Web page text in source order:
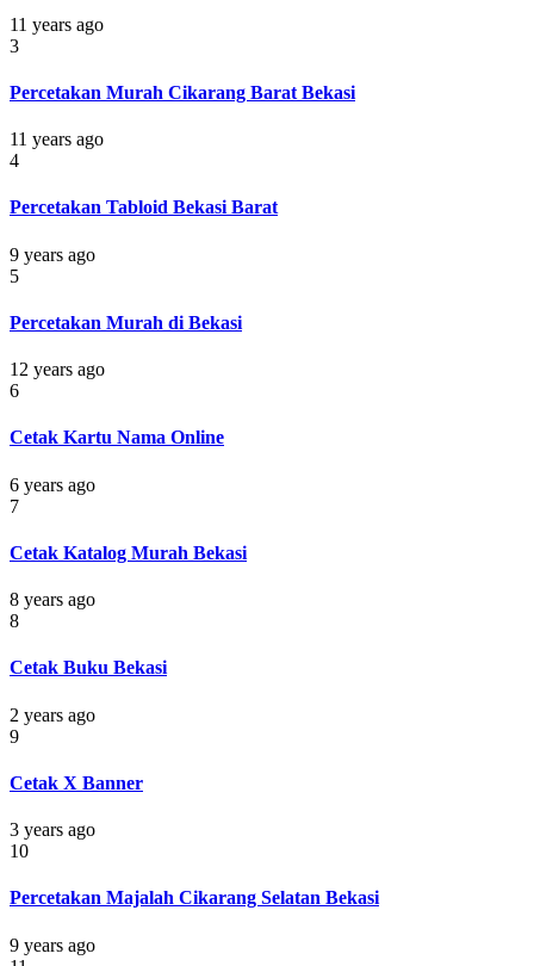
11 years ago
3
Percetakan Murah Cikarang Barat Bekasi
11 years ago
4
Percetakan Tabloid Bekasi Barat
9 years ago
5
Percetakan Murah di Bekasi
12 years ago
6
Cetak Kartu Nama Online
6 years ago
7
Cetak Katalog Murah Bekasi
8 years ago
8
Cetak Buku Bekasi
2 years ago
9
Cetak X Banner
3 years ago
10
Percetakan Majalah Cikarang Selatan Bekasi
9 years ago